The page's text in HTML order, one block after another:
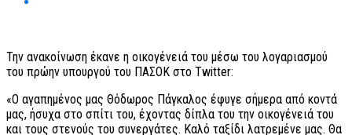
Την ανακοίνωση έκανε η οικογένειά του μέσω του λογαριασμού
του πρώην υπουργού του ΠΑΣΟΚ στο Twitter:
«Ο αγαπημένος μας Θόδωρος Πάγκαλος έφυγε σήμερα από κοντά
μας, ήσυχα στο σπίτι του, έχοντας δίπλα του την οικογένειά του
και τους στενούς του συνεργάτες. Καλό ταξίδι λατρεμένε μας. Θα